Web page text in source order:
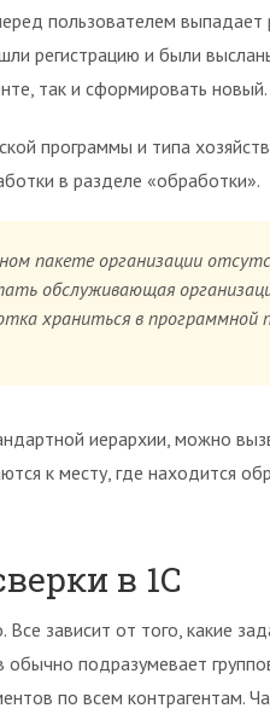
пользователем
регистрацию и были
так и сформировать новый.
программы и типа
в разделе «обработки».
пакете организации
обслуживающая
храниться в программной
иерархии, можно
к месту, где находится
в 1С
зависит от того, какие
подразумевает
по всем контрагентам.